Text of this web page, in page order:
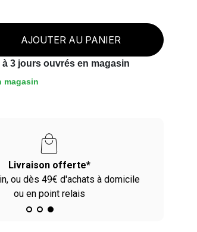
AJOUTER AU PANIER
à 3 jours ouvrés en magasin
magasin
Livraison offerte*
ou dès 49€ d'achats à domicile
ou en point relais